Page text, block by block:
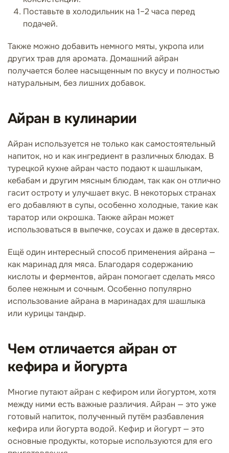
Поставьте в холодильник на 1–2 часа перед
подачей.
Также можно добавить немного мяты, укропа или
других трав для аромата. Домашний айран
получается более насыщенным по вкусу и полностью
натуральным, без лишних добавок.
Айран в кулинарии
Айран используется не только как самостоятельный
напиток, но и как ингредиент в различных блюдах. В
турецкой кухне айран часто подают к шашлыкам,
кебабам и другим мясным блюдам, так как он отлично
гасит остроту и улучшает вкус. В некоторых странах
его добавляют в супы, особенно холодные, такие как
таратор или окрошка. Также айран может
использоваться в выпечке, соусах и даже в десертах.
Ещё один интересный способ применения айрана —
как маринад для мяса. Благодаря содержанию
кислоты и ферментов, айран помогает сделать мясо
более нежным и сочным. Особенно популярно
использование айрана в маринадах для шашлыка
или курицы тандыр.
Чем отличается айран от
кефира и йогурта
Многие путают айран с кефиром или йогуртом, хотя
между ними есть важные различия. Айран — это уже
готовый напиток, полученный путём разбавления
кефира или йогурта водой. Кефир и йогурт — это
основные продукты, которые используются для его